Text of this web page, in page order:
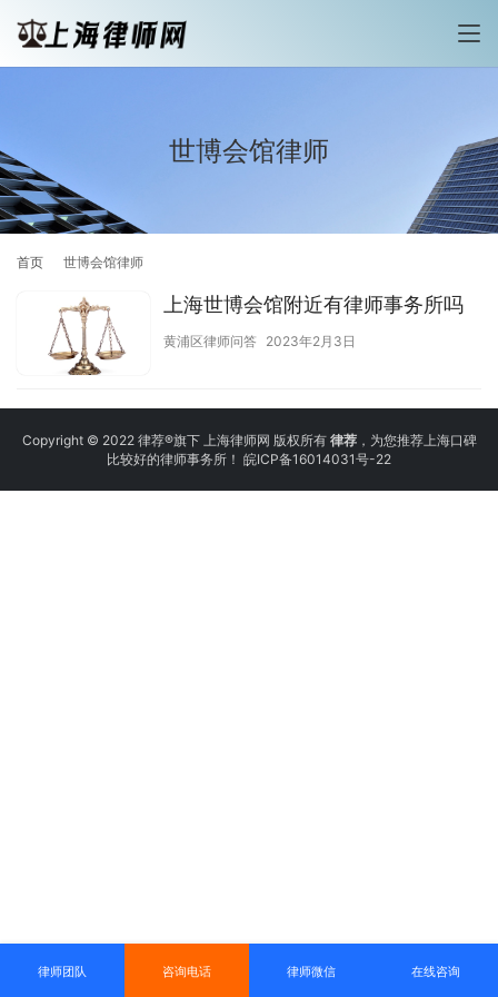
世博会馆律师
首页 世博会馆律师
上海世博会馆附近有律师事务所吗
黄浦区律师问答 2023年2月3日
Copyright © 2022 律荐®旗下 上海律师网 版权所有 律荐，为您推荐上海口碑
比较好的律师事务所！ 皖ICP备16014031号-22
律师团队 咨询电话 律师微信 在线咨询